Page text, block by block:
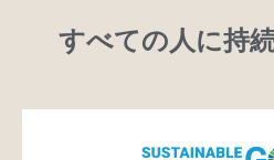
すべての人に持